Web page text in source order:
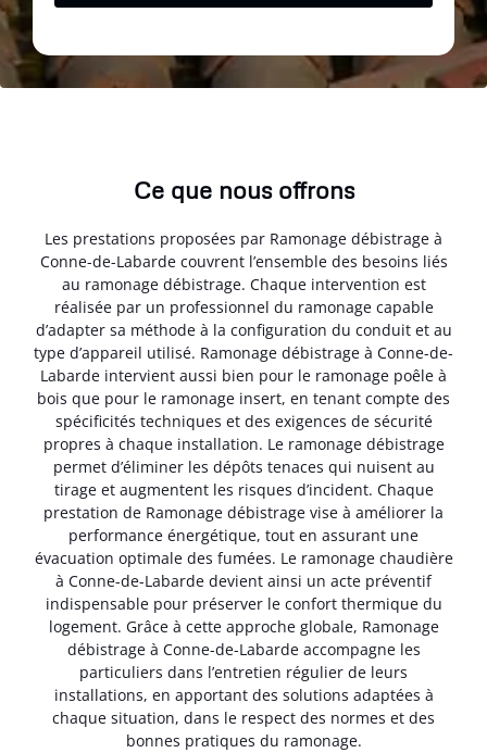
Ce que nous offrons
Les prestations proposées par Ramonage débistrage à
Conne-de-Labarde couvrent l’ensemble des besoins liés
au ramonage débistrage. Chaque intervention est
réalisée par un professionnel du ramonage capable
d’adapter sa méthode à la configuration du conduit et au
type d’appareil utilisé. Ramonage débistrage à Conne-de-
Labarde intervient aussi bien pour le ramonage poêle à
bois que pour le ramonage insert, en tenant compte des
spécificités techniques et des exigences de sécurité
propres à chaque installation. Le ramonage débistrage
permet d’éliminer les dépôts tenaces qui nuisent au
tirage et augmentent les risques d’incident. Chaque
prestation de Ramonage débistrage vise à améliorer la
performance énergétique, tout en assurant une
évacuation optimale des fumées. Le ramonage chaudière
à Conne-de-Labarde devient ainsi un acte préventif
indispensable pour préserver le confort thermique du
logement. Grâce à cette approche globale, Ramonage
débistrage à Conne-de-Labarde accompagne les
particuliers dans l’entretien régulier de leurs
installations, en apportant des solutions adaptées à
chaque situation, dans le respect des normes et des
bonnes pratiques du ramonage.